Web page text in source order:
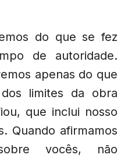
do que se fez
de autoridade.
apenas do que
limites da obra
que inclui nosso
Quando afirmamos
vocês, não